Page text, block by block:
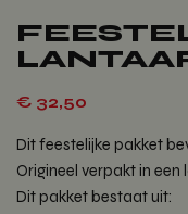
€ 32,50
Dit feestelijke pakket
Origineel verpakt in een
Dit pakket bestaat uit: